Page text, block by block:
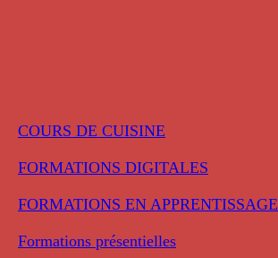
COURS DE CUISINE
FORMATIONS DIGITALES
FORMATIONS EN APPRENTISSAGE
Formations présentielles